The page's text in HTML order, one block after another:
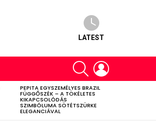
LATEST
SEARCH
PEPITA EGYSZEMÉLYES BRAZIL
FÜGGŐSZÉK – A TÖKÉLETES
KIKAPCSOLÓDÁS
SZIMBÓLUMA SÖTÉTSZÜRKE
ELEGANCIÁVAL